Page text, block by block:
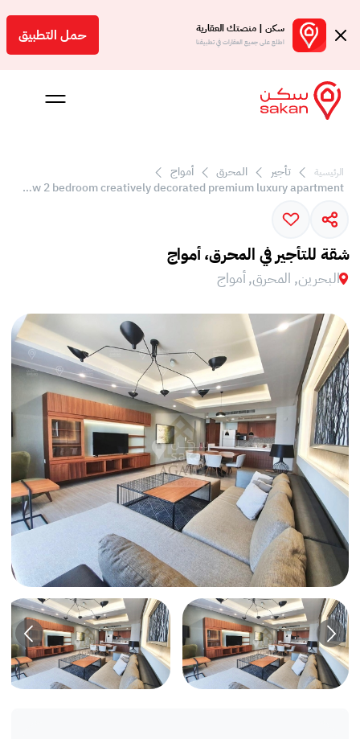
سكن | منصتك العقارية
اطلع على جميع العقارات في تطبيقنا حمل التطبيق
الرئيسية تأجير المحرق
أمواج
Sea view 2 bedroom creatively decorated premium luxury apartment
شقة للتأجير في المحرق، أمواج
البحرين, المحرق, أمواج